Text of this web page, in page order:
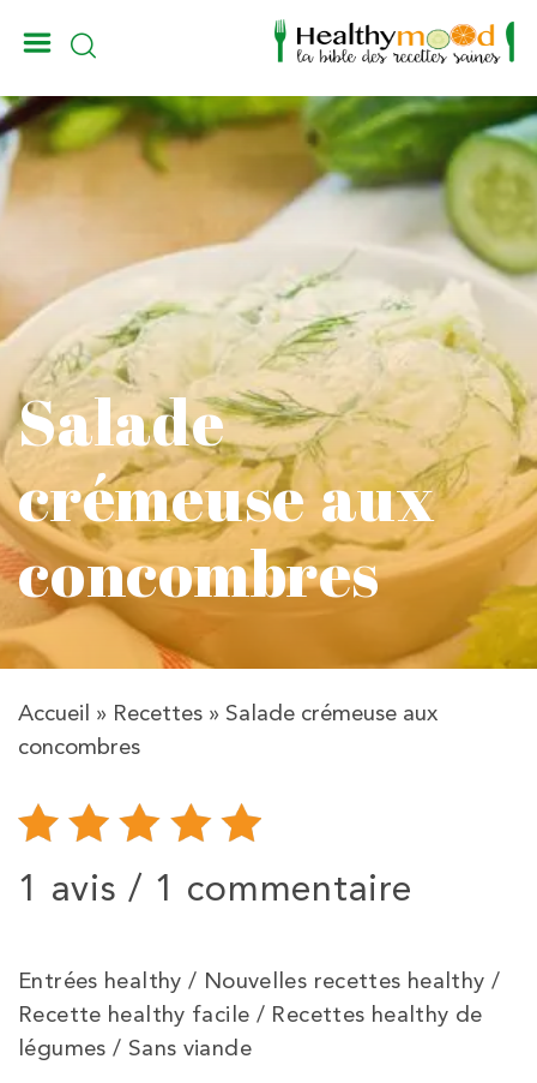
Salade
crémeuse aux
concombres
Accueil » Recettes » Salade crémeuse aux
concombres
1 avis / 1 commentaire
Entrées healthy / Nouvelles recettes healthy /
Recette healthy facile / Recettes healthy de
légumes / Sans viande